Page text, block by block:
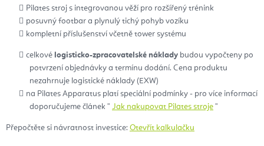
Pilates stroj s integrovanou věží pro rozšířený trénink
posuvný footbar a plynulý tichý pohyb vozíku
kompletní příslušenství včetně tower systému
celkové logisticko-zpracovatelské náklady budou vypočteny po
potvrzení objednávky a termínu dodání. Cena produktu
nezahrnuje logistické náklady (EXW)
na Pilates Apparatus platí speciální podmínky - pro více informací
doporučujeme článek " Jak nakupovat Pilates stroje "
Přepočtěte si návratnost investice: Otevřít kalkulačku